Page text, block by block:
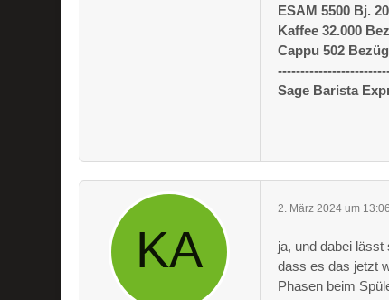
ESAM 5500 Bj.
Kaffee 32.000
Cappu 502
Sage Barista
2. März 2024 um 13:06
ja, und dabei
dass es das jetzt
Phasen beim